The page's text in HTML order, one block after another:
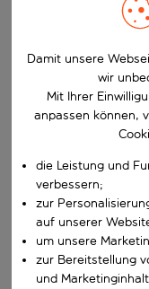
Wähle deine
Beginne mit der
Reiseziele finden
W&auml;hle ein Ab-
Wähle deine
Wer
Damit unsere
wir
Mit Ihrer
anpassen können,
die Leistung und
verbessern;
zur
auf unserer
um unsere
zur Bereitstellung
und